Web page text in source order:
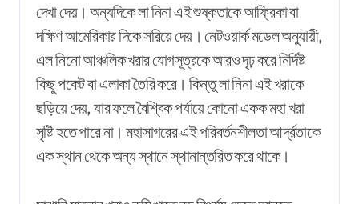
দেখা দেয়। অন্যদিকে লা নিনা এই শুষ্কতাকে আফ্রিকা বা
দক্ষিণ আমেরিকার দিকে সরিয়ে দেয়। নেটওয়ার্ক মডেল অনুযায়ী,
এল নিনো আঞ্চলিক খরার যোগসূত্রকে আরও দৃঢ় করে নির্দিষ্ট
কিছু পকেট বা এলাকা তৈরি করে। কিন্তু লা নিনা এই খরাকে
ছড়িয়ে দেয়, যার ফলে বৈশ্বিক পর্যায়ে কোনো একক মহা খরা
সৃষ্টি হতে পারে না। মহাসাগরের এই পরিবর্তনশীলতা আর্দ্রতাকে
এক স্থান থেকে অন্য স্থানে স্থানান্তরিত করে থাকে।